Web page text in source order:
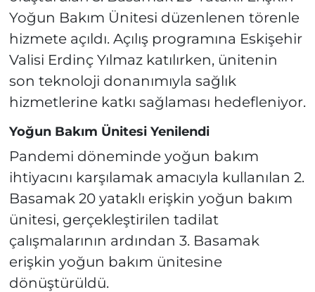
Yoğun Bakım Ünitesi düzenlenen törenle
hizmete açıldı. Açılış programına Eskişehir
Valisi Erdinç Yılmaz katılırken, ünitenin
son teknoloji donanımıyla sağlık
hizmetlerine katkı sağlaması hedefleniyor.
Yoğun Bakım Ünitesi Yenilendi
Pandemi döneminde yoğun bakım
ihtiyacını karşılamak amacıyla kullanılan 2.
Basamak 20 yataklı erişkin yoğun bakım
ünitesi, gerçekleştirilen tadilat
çalışmalarının ardından 3. Basamak
erişkin yoğun bakım ünitesine
dönüştürüldü.